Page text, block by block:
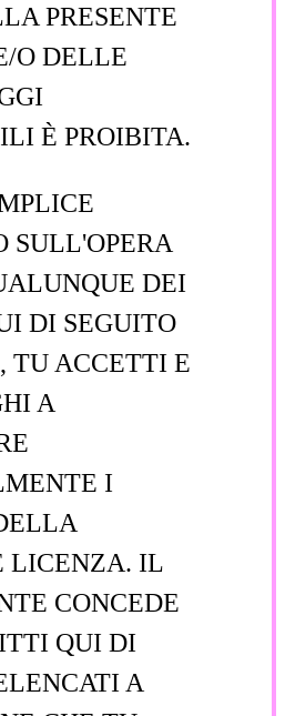
PRESENTE
O DELLE
È PROIBITA.
SULL'OPERA
DEI
DI SEGUITO
TU ACCETTI E
A
I
LICENZA. IL
CONCEDE
QUI DI
A